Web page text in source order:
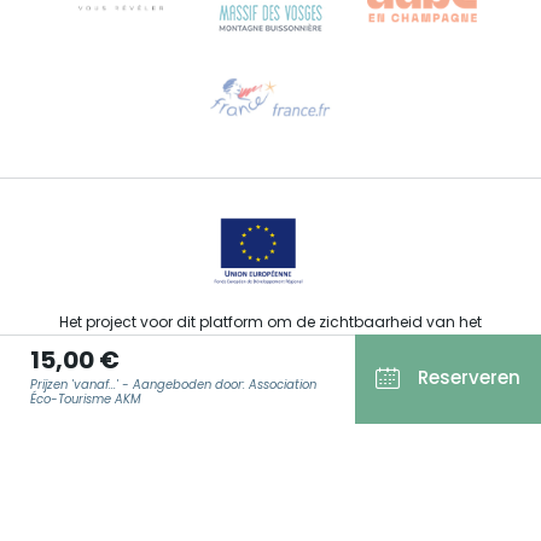
15,00 €
Prijzen 'vanaf...' - Aangeboden door: Association
Éco-Tourisme AKM
Reserveren
Stuur ons een e-mail
Het project voor dit platform om de zichtbaarheid van het
toeristisch, sportief, cultureel en wijntoeristisch aanbod van de
Grand Est te verbeteren werd gefinancierd door de EFRO in het
kader van de respons van de Europese Unie op de COVID-19-